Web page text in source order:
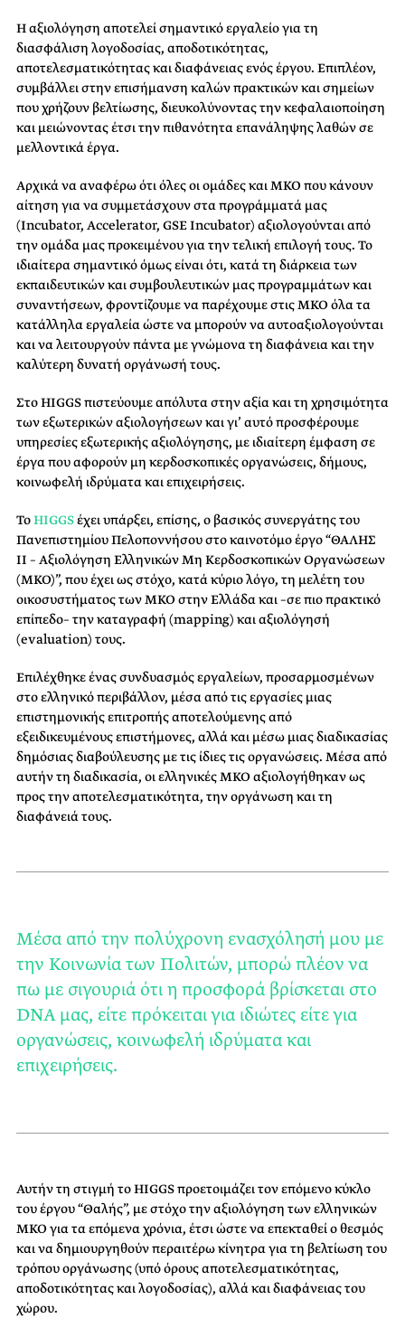
Η αξιολόγηση αποτελεί σημαντικό εργαλείο για τη
διασφάλιση λογοδοσίας, αποδοτικότητας,
αποτελεσματικότητας και διαφάνειας ενός έργου. Επιπλέον,
συμβάλλει στην επισήμανση καλών πρακτικών και σημείων
που χρήζουν βελτίωσης, διευκολύνοντας την κεφαλαιοποίηση
και μειώνοντας έτσι την πιθανότητα επανάληψης λαθών σε
μελλοντικά έργα.
Αρχικά να αναφέρω ότι όλες οι ομάδες και ΜΚΟ που κάνουν
αίτηση για να συμμετάσχουν στα προγράμματά μας
(Incubator, Accelerator, GSE Incubator) αξιολογούνται από
την ομάδα μας προκειμένου για την τελική επιλογή τους. Το
ιδιαίτερα σημαντικό όμως είναι ότι, κατά τη διάρκεια των
εκπαιδευτικών και συμβουλευτικών μας προγραμμάτων και
συναντήσεων, φροντίζουμε να παρέχουμε στις ΜΚΟ όλα τα
κατάλληλα εργαλεία ώστε να μπορούν να αυτοαξιολογούνται
και να λειτουργούν πάντα με γνώμονα τη διαφάνεια και την
καλύτερη δυνατή οργάνωσή τους.
Στο HIGGS πιστεύουμε απόλυτα στην αξία και τη χρησιμότητα
των εξωτερικών αξιολογήσεων και γι’ αυτό προσφέρουμε
υπηρεσίες εξωτερικής αξιολόγησης, με ιδιαίτερη έμφαση σε
έργα που αφορούν μη κερδοσκοπικές οργανώσεις, δήμους,
κοινωφελή ιδρύματα και επιχειρήσεις.
ΤοHIGGSέχει υπάρξει, επίσης, ο βασικός συνεργάτης του
Πανεπιστημίου Πελοποννήσου στο καινοτόμο έργο “ΘΑΛΗΣ
ΙΙ – Αξιολόγηση Ελληνικών Μη Κερδοσκοπικών Οργανώσεων
(ΜΚΟ)”, που έχει ως στόχο, κατά κύριο λόγο, τη μελέτη του
οικοσυστήματος των ΜΚΟ στην Ελλάδα και –σε πιο πρακτικό
επίπεδο– την καταγραφή (mapping) και αξιολόγησή
(evaluation) τους.
Επιλέχθηκε ένας συνδυασμός εργαλείων, προσαρμοσμένων
στο ελληνικό περιβάλλον, μέσα από τις εργασίες μιας
επιστημονικής επιτροπής αποτελούμενης από
εξειδικευμένους επιστήμονες, αλλά και μέσω μιας διαδικασίας
δημόσιας διαβούλευσης με τις ίδιες τις οργανώσεις. Μέσα από
αυτήν τη διαδικασία, οι ελληνικές ΜΚΟ αξιολογήθηκαν ως
προς την αποτελεσματικότητα, την οργάνωση και τη
διαφάνειά τους.
Μέσα από την πολύχρονη ενασχόλησή μου με
την Κοινωνία των Πολιτών, μπορώ πλέον να
πω με σιγουριά ότι η προσφορά βρίσκεται στο
DNA μας, είτε πρόκειται για ιδιώτες είτε για
οργανώσεις, κοινωφελή ιδρύματα και
επιχειρήσεις.
Αυτήν τη στιγμή το HIGGS προετοιμάζει τον επόμενο κύκλο
του έργου “Θαλής”, με στόχο την αξιολόγηση των ελληνικών
ΜΚΟ για τα επόμενα χρόνια, έτσι ώστε να επεκταθεί ο θεσμός
και να δημιουργηθούν περαιτέρω κίνητρα για τη βελτίωση του
τρόπου οργάνωσης (υπό όρους αποτελεσματικότητας,
αποδοτικότητας και λογοδοσίας), αλλά και διαφάνειας του
χώρου.